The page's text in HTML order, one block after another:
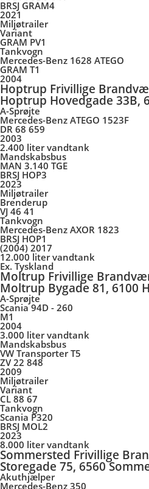
BRSJ GRAM4
2021
Miljøtrailer
Variant
GRAM PV1
Tankvogn
Mercedes-Benz 1628 ATEGO
GRAM T1
2004
Hoptrup Frivillige
Hoptrup Hovedgade 33B,
A-Sprøjte
Mercedes-Benz ATEGO 1523F
DR 68 659
2003
2.400 liter vandtank
Mandskabsbus
MAN 3.140 TGE
BRSJ HOP3
2023
Miljøtrailer
Brenderup
VJ 46 41
Tankvogn
Mercedes-Benz AXOR 1823
BRSJ HOP1
(2004) 2017
12.000 liter vandtank
Ex. Tyskland
Moltrup Frivillige
Moltrup Bygade 81, 6100
A-Sprøjte
Scania 94D - 260
M1
2004
3.000 liter vandtank
Mandskabsbus
VW Transporter T5
ZV 22 848
2009
Miljøtrailer
Variant
CL 88 67
Tankvogn
Scania P320
BRSJ MOL2
2023
8.000 liter vandtank
Sommersted Frivillige
Storegade 75, 6560
Akuthjælper
Mercedes-Benz 350